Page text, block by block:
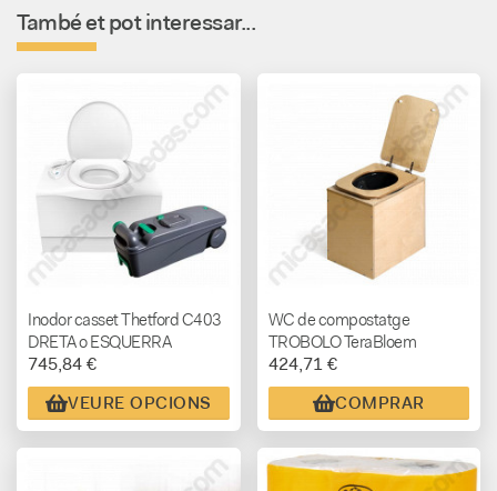
També et pot interessar...
Inodor casset Thetford C403
DRETA o ESQUERRA
745,84 €
VEURE OPCIONS
WC de compostatge
TROBOLO TeraBloem
424,71 €
COMPRAR